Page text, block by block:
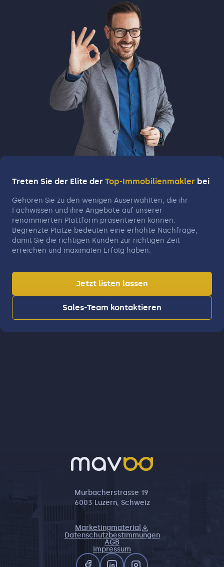
zielgerichtetem Online-Marketing und
unserem umfangreichen Netzwerk vor Ort.
Exzellenz durch Expertise: Als geprüfte
Immobilienmakler (DFI) und
Versicherungsfachleute (IHK) legen wir
höchsten Wert auf Transparenz, rechtliche
Sicherheit und faire Vertragsbedingungen.
Unser Anspruch ist, für Eigentümer den
bestmöglichen Erlös zu erzielen und für
Kaufinteressenten ein langfristig passendes
Zuhause zu finden. Kontaktieren Sie M&K
Immobilien für eine persönliche und
unverbindliche Beratung – wir freuen uns,
Treten Sie der Elite der Top-Immobilienmakler bei
Gehören Sie zu den wenigen Auserwählten, die ihr
Fachwissen und ihre Angebote auf unserer
renommierten Plattform präsentieren können.
Begrenzte Plätze bedeuten eine erhöhte Nachfrage,
damit Sie die richtigen Kunden zur richtigen Zeit
erreichen und maximalen Erfolg haben.
Jetzt listen lassen
Sales-Team kontaktieren
Murbacherstrasse 19
6003 Luzern, Schweiz
Marketingmaterial
Datenschutzbestimmungen
AGB
Impressum